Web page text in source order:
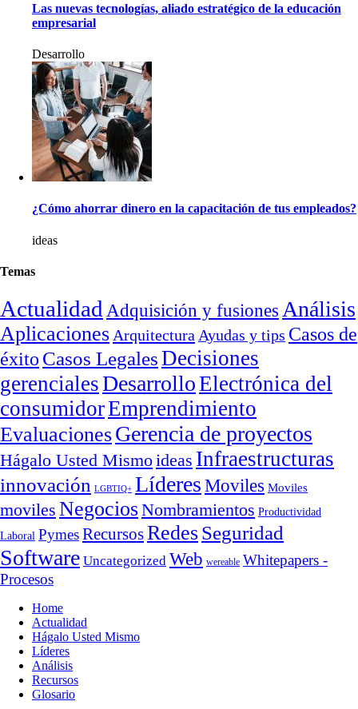
Las nuevas tecnologías, aliado estratégico de la educación
empresarial
Desarrollo
¿Cómo ahorrar dinero en la capacitación de tus empleados?
ideas
Temas
Actualidad Adquisición y fusionesAnálisis
Aplicaciones Arquitectura Ayudas y tips Casos de
éxito Casos LegalesDecisiones
gerencialesDesarrolloElectrónica del
consumidorEmprendimiento
EvaluacionesGerencia de proyectos
Hágalo Usted Mismoideas Infraestructuras
innovación LGBTIQ+ LíderesMoviles Moviles
moviles NegociosNombramientos Productividad
Laboral PymesRecursosRedesSeguridad
Software Uncategorized Web wereable Whitepapers -
Procesos
Home
Actualidad
Hágalo Usted Mismo
Líderes
Análisis
Recursos
Glosario